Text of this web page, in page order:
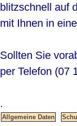
blitzschnell auf
mit Ihnen in
Sollten Sie
per Telefon (07
.